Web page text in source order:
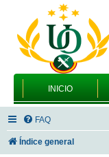
INICIO
FAQ
Índice general